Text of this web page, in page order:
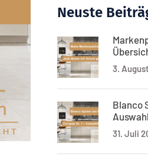
Neuste
3.
Blanco
Auswahl
31. Juli